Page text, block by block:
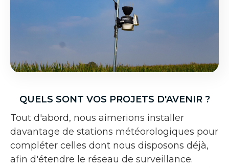
QUELS SONT VOS PROJETS D'AVENIR ?
Tout d'abord, nous aimerions installer
davantage de stations météorologiques pour
compléter celles dont nous disposons déjà,
afin d'étendre le réseau de surveillance.